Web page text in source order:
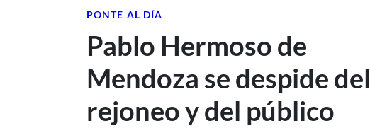
PONTE AL DÍA
Pablo Hermoso de
Mendoza se despide del
rejoneo y del público